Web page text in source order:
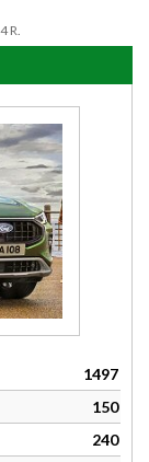
R.
1497
150
240